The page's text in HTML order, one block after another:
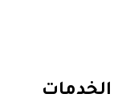
الخدمات